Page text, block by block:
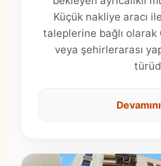
Küçük nakliye aracı
taleplerine bağlı
veya şehirlerarası